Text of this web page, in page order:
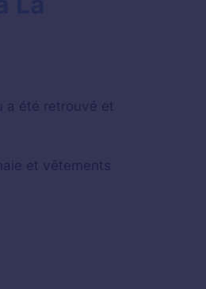
a été retrouvé et
et vêtements